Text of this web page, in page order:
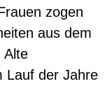
zogen
aus dem
Alte
Lauf der Jahre